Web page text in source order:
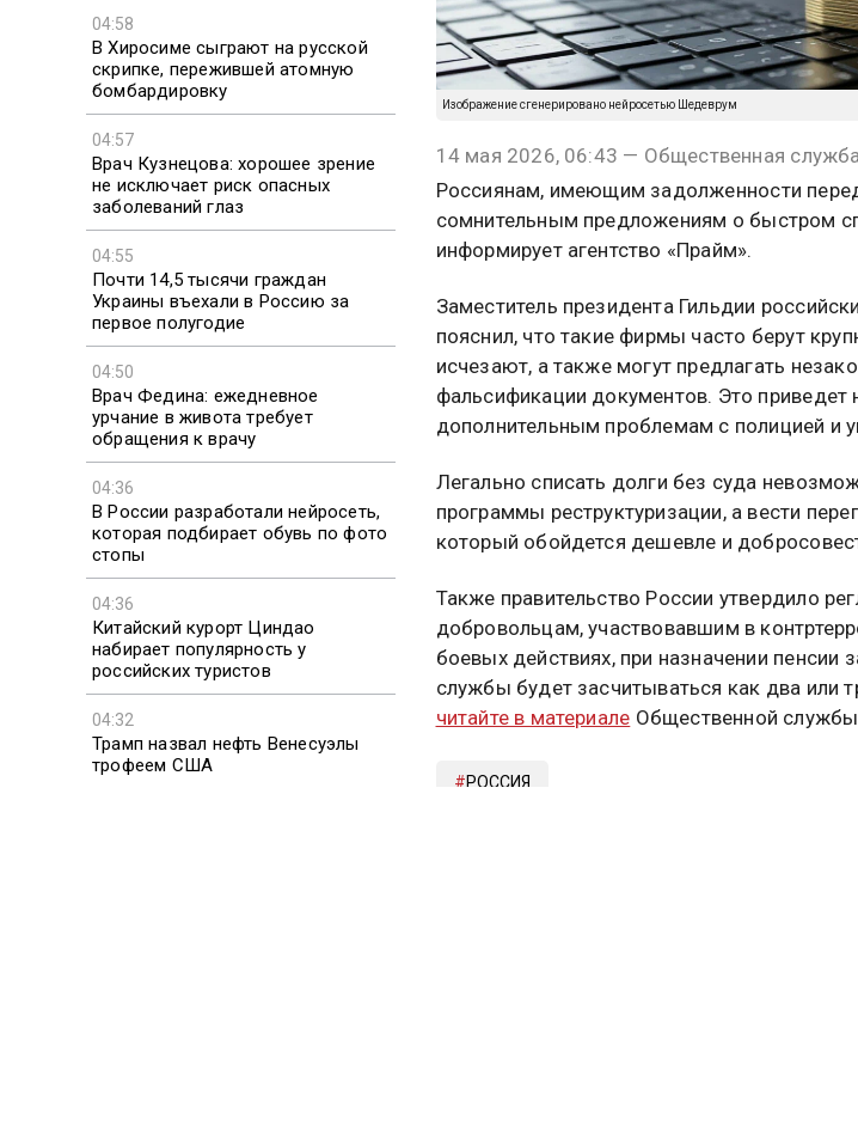
04:58
В Хиросиме сыграют на русской
скрипке, пережившей атомную
бомбардировку
04:57
Врач Кузнецова: хорошее зрение
не исключает риск опасных
заболеваний глаз
04:55
Почти 14,5 тысячи граждан
Украины въехали в Россию за
первое полугодие
04:50
Врач Федина: ежедневное
урчание в живота требует
обращения к врачу
04:36
В России разработали нейросеть,
которая подбирает обувь по фото
стопы
04:36
Китайский курорт Циндао
набирает популярность у
российских туристов
04:32
Трамп назвал нефть Венесуэлы
трофеем США
Изображение сгенерировано нейросетью Шедеврум
14 мая 2026, 06:43 — Общественная
Россиянам, имеющим задолженности
сомнительным предложениям о быстром
информирует агентство «Прайм».
Заместитель президента Гильдии
пояснил, что такие фирмы часто берут
исчезают, а также могут предлагать
фальсификации документов. Это приведет
дополнительным проблемам с полицией и
Легально списать долги без суда
программы реструктуризации, а вести
который обойдется дешевле и
Также правительство России утвердило
добровольцам, участвовавшим в
боевых действиях, при назначении пенсии
службы будет засчитываться как два или
читайте в материале Общественной службы
РОССИЯ